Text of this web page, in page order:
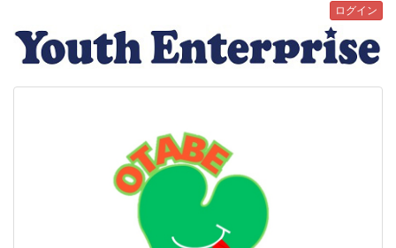
ログイン